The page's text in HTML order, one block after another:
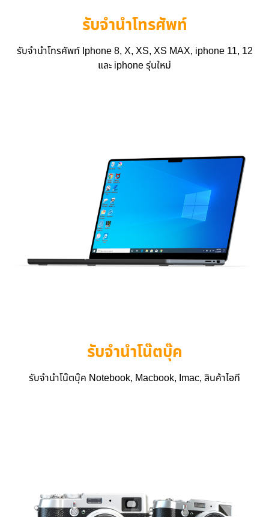
รับจำนำโทรศัพท์
รับจำนำโทรศัพท์ Iphone 8, X, XS, XS MAX, iphone 11, 12
และ iphone รุ่นใหม่
รับจำนำโน๊ตบุ๊ค
รับจำนำโน๊ตบุ๊ค Notebook, Macbook, Imac, สินค้าไอที